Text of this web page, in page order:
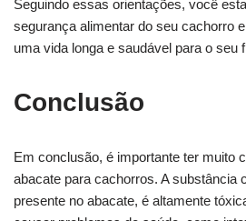
Seguindo essas orientações, você
segurança alimentar do seu cachorro
uma vida longa e saudável para o seu
Conclusão
Em conclusão, é importante ter muito
abacate para cachorros. A substância
presente no abacate, é altamente